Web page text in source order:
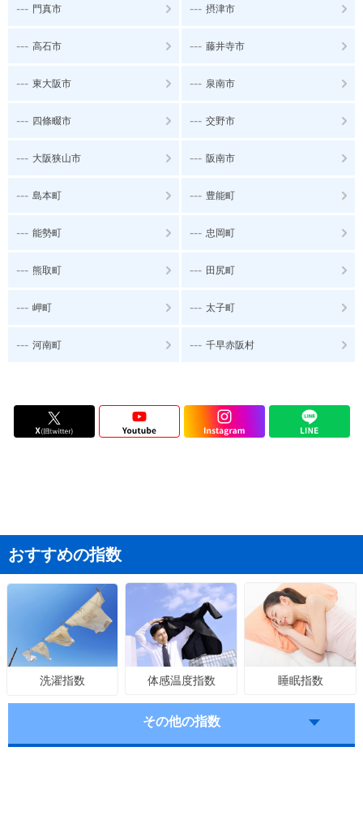
--- 門真市 --- 摂津市
--- 高石市 --- 藤井寺市
--- 東大阪市 --- 泉南市
--- 四條畷市 --- 交野市
--- 大阪狭山市 --- 阪南市
--- 島本町 --- 豊能町
--- 能勢町 --- 忠岡町
--- 熊取町 --- 田尻町
--- 岬町 --- 太子町
--- 河南町 --- 千早赤阪村
おすすめの指数
洗濯指数 体感温度指数 睡眠指数
その他の指数